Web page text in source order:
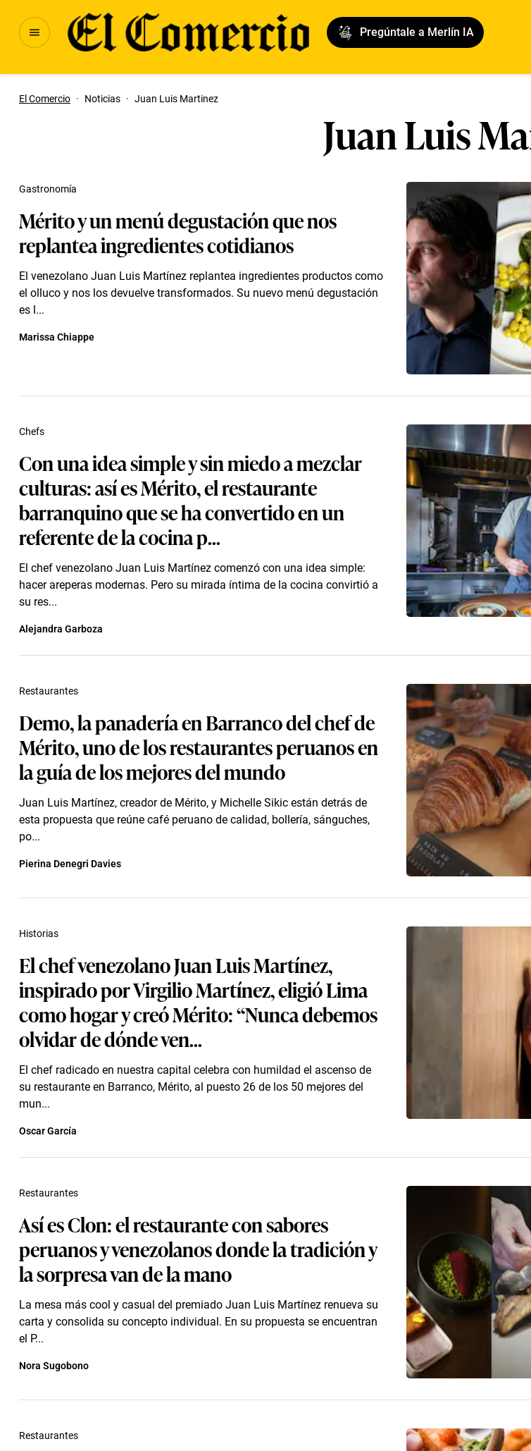
Pregúntale a Merlín IA
El Comercio · Noticias · Juan Luis Martinez
Juan Luis
Mérito y un menú degustación que nos
replantea ingredientes cotidianos
El venezolano Juan Luis Martínez replantea ingredientes productos como
el olluco y nos los devuelve transformados. Su nuevo menú degustación
es l...
Gastronomía
Marissa Chiappe
Con una idea simple y sin miedo a mezclar
culturas: así es Mérito, el restaurante
barranquino que se ha convertido en un
referente de la cocina p...
El chef venezolano Juan Luis Martínez comenzó con una idea simple:
hacer areperas modernas. Pero su mirada íntima de la cocina convirtió a
su res...
Chefs
Alejandra Garboza
Demo, la panadería en Barranco del chef de
Mérito, uno de los restaurantes peruanos en
la guía de los mejores del mundo
Juan Luis Martínez, creador de Mérito, y Michelle Sikic están detrás de
esta propuesta que reúne café peruano de calidad, bollería, sánguches,
po...
Restaurantes
Pierina Denegri Davies
El chef venezolano Juan Luis Martínez,
inspirado por Virgilio Martínez, eligió Lima
como hogar y creó Mérito: “Nunca debemos
olvidar de dónde ven...
El chef radicado en nuestra capital celebra con humildad el ascenso de
su restaurante en Barranco, Mérito, al puesto 26 de los 50 mejores del
mun...
Historias
Oscar García
Así es Clon: el restaurante con sabores
peruanos y venezolanos donde la tradición y
la sorpresa van de la mano
La mesa más cool y casual del premiado Juan Luis Martínez renueva su
carta y consolida su concepto individual. En su propuesta se encuentran
el P...
Restaurantes
Nora Sugobono
Restaurantes